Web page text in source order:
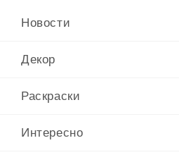
Новости
Декор
Раскраски
Интересно